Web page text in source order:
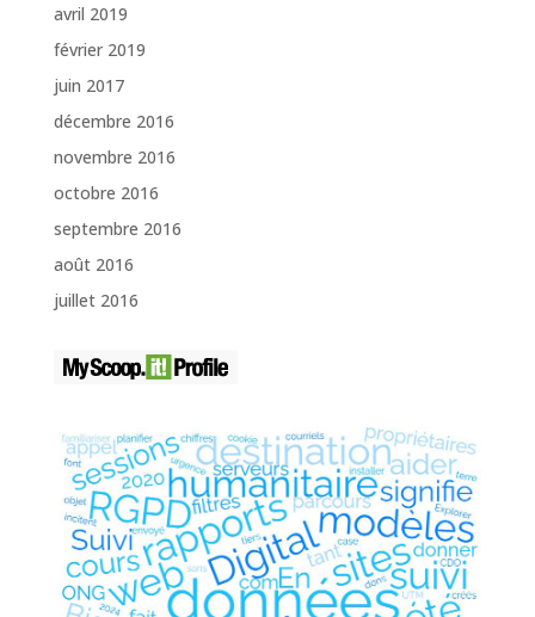
avril 2019
février 2019
juin 2017
décembre 2016
novembre 2016
octobre 2016
septembre 2016
août 2016
juillet 2016